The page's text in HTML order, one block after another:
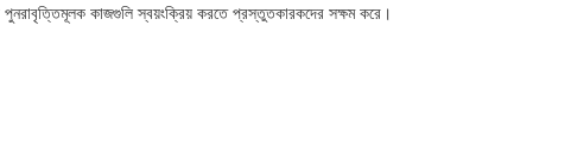
কাজগুলি স্বয়ংক্রিয় করতে প্রস্তুতকারকদের সক্ষম করে।